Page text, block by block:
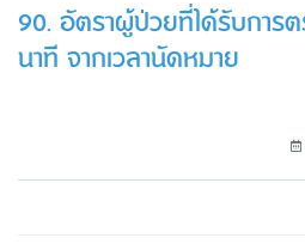
90. อัตราผู้ป่วยที่ได้รับการต
นาที จากเวลานัดหมาย